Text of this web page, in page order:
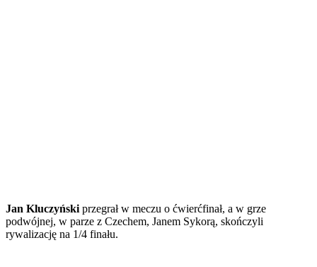
Jan Kluczyński przegrał w meczu o ćwierćfinał, a w grze
podwójnej, w parze z Czechem, Janem Sykorą, skończyli
rywalizację na 1/4 finału.